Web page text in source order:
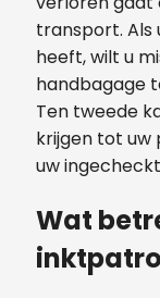
transport. Als
heeft, wilt u
handbagage
Ten tweede
krijgen tot uw
uw
Wat